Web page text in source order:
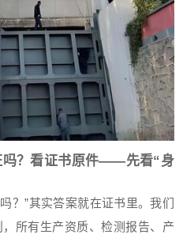
吗？看证书原件——先看“身
？”其实答案就在证书里。我们
所有生产资质、检测报告、产